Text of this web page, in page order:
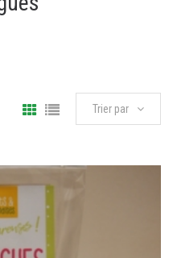
Trier par